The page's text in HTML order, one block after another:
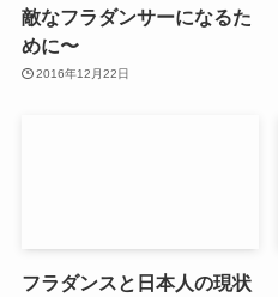
敵なフラダンサーになるた
めに〜
2016年12月22日
フラダンスと日本人の現状